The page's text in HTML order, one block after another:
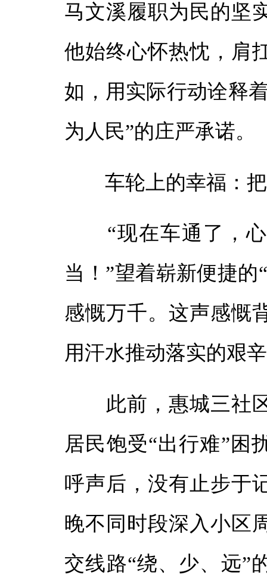
马文溪履职为民的坚
他始终心怀热忱，肩
如，用实际行动诠释
为人民”的庄严承诺。
车轮上的幸福：把
“现在车通了，心
当！”望着崭新便捷
感慨万千。这声感慨
用汗水推动落实的艰
此前，惠城三社区
居民饱受“出行难”困
呼声后，没有止步于
晚不同时段深入小区
交线路“绕、少、远”